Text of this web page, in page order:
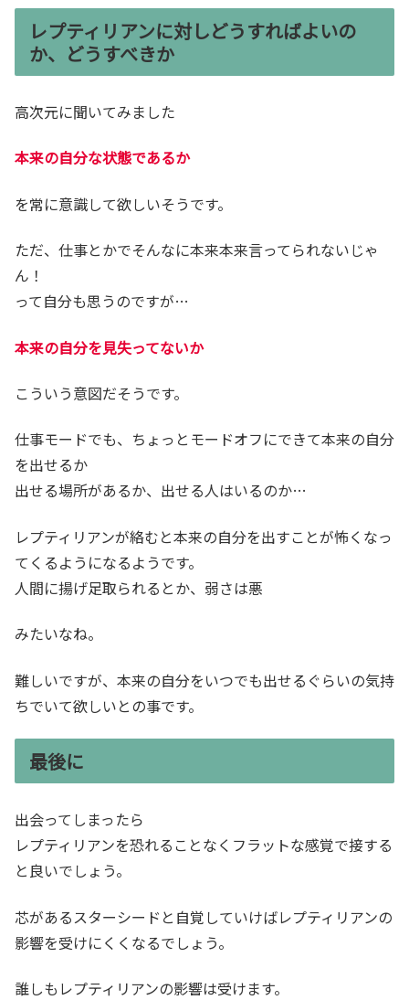
レプティリアンに対しどうすればよいの
か、どうすべきか
高次元に聞いてみました
本来の自分な状態であるか
を常に意識して欲しいそうです。
ただ、仕事とかでそんなに本来本来言ってられないじゃ
ん！
って自分も思うのですが…
本来の自分を見失ってないか
こういう意図だそうです。
仕事モードでも、ちょっとモードオフにできて本来の自分
を出せるか
出せる場所があるか、出せる人はいるのか…
レプティリアンが絡むと本来の自分を出すことが怖くなっ
てくるようになるようです。
人間に揚げ足取られるとか、弱さは悪
みたいなね。
難しいですが、本来の自分をいつでも出せるぐらいの気持
ちでいて欲しいとの事です。
最後に
出会ってしまったら
レプティリアンを恐れることなくフラットな感覚で接する
と良いでしょう。
芯があるスターシードと自覚していけばレプティリアンの
影響を受けにくくなるでしょう。
誰しもレプティリアンの影響は受けます。